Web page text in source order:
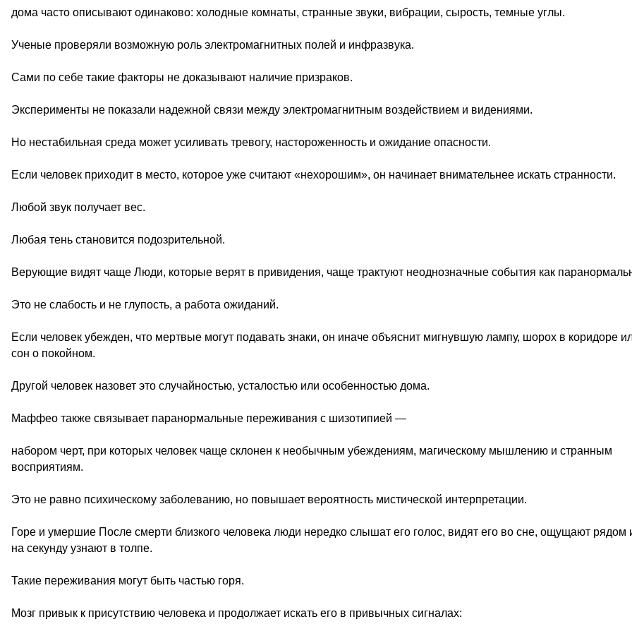
дома часто описывают одинаково: холодные комнаты, странные звуки, вибрации, сырость, темные углы.
Ученые проверяли возможную роль электромагнитных полей и инфразвука.
Сами по себе такие факторы не доказывают наличие призраков.
Эксперименты не показали надежной связи между электромагнитным воздействием и видениями.
Но нестабильная среда может усиливать тревогу, настороженность и ожидание опасности.
Если человек приходит в место, которое уже считают «нехорошим», он начинает внимательнее искать странности.
Любой звук получает вес.
Любая тень становится подозрительной.
Верующие видят чаще Люди, которые верят в привидения, чаще трактуют неоднозначные события как
Это не слабость и не глупость, а работа ожиданий.
Если человек убежден, что мертвые могут подавать знаки, он иначе объяснит мигнувшую лампу, шорох в коридоре
сон о покойном.
Другой человек назовет это случайностью, усталостью или особенностью дома.
Маффео также связывает паранормальные переживания с шизотипией —
набором черт, при которых человек чаще склонен к необычным убеждениям, магическому мышлению и странным
восприятиям.
Это не равно психическому заболеванию, но повышает вероятность мистической интерпретации.
Горе и умершие После смерти близкого человека люди нередко слышат его голос, видят его во сне, ощущают рядом
на секунду узнают в толпе.
Такие переживания могут быть частью горя.
Мозг привык к присутствию человека и продолжает искать его в привычных сигналах: